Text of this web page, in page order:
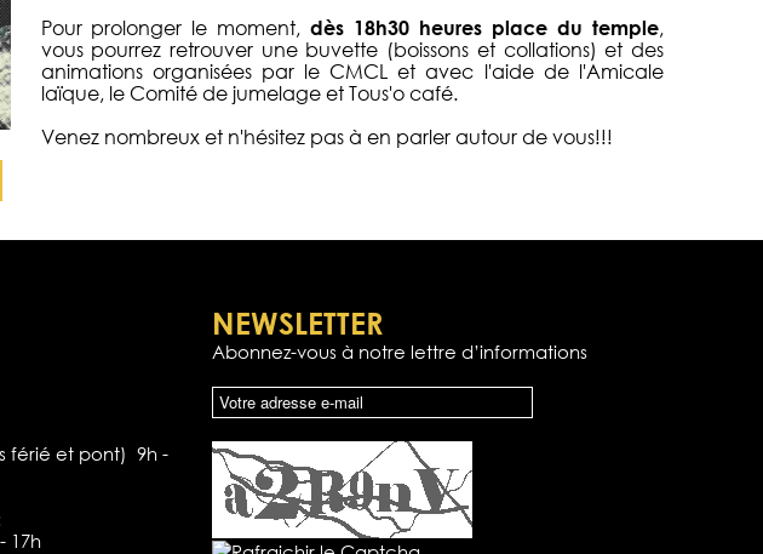
Pour prolonger le moment,dès 18h30 heures place du temple,
vous pourrez retrouver une buvette (boissons et collations) et des
animations organisées par le CMCL et avec l'aide de l'Amicale
laïque, le Comité de jumelage et Tous'o café.
Venez nombreux et n'hésitez pas à en parler autour de vous!!!
férié et pont) 9h -
17h
NEWSLETTER
Abonnez-vous à notre lettre d’informations